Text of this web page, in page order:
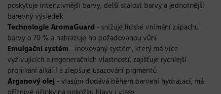
poskytuje intenzivnější barvy, delší stálost barvy a jednotnější
barevný výsledek
Technologie AromaGuard - snižuje lidské vnímání zápachu
barvy o 70 % a nahrazuje ho požadovanou vůní
Emulgační systém - inovovaný systém, který má více
vyživujících a regeneračních vlastností, zajišťuje rychlejší
pronikání alkálií a zlepšuje usazování pigmentů
Arganovýolej - vlasům dodává během barvení hydrataci, má